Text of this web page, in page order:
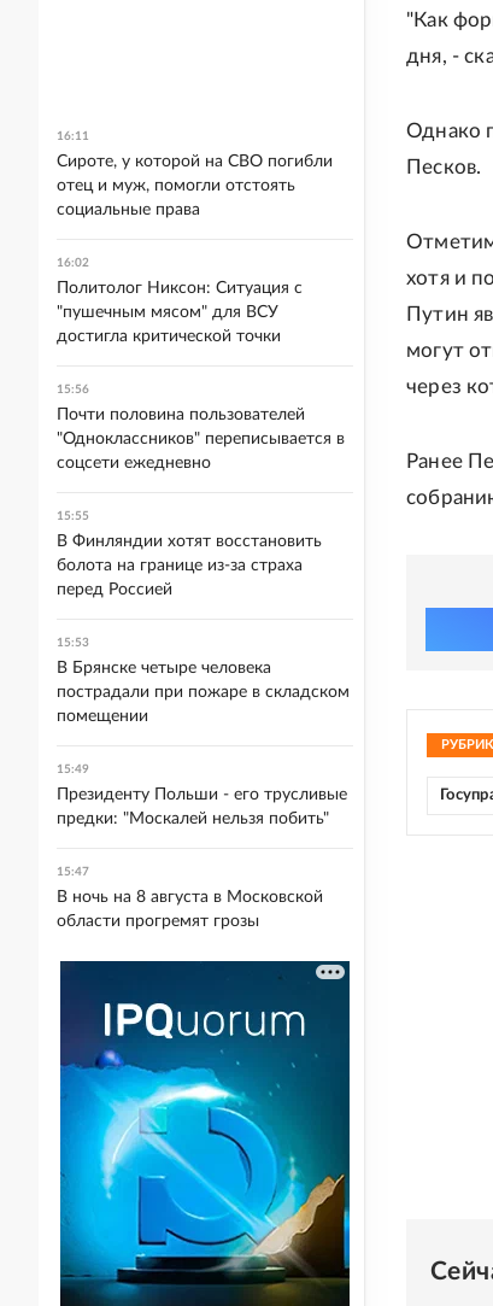
"Как
дня, -
Однако
Песков.
хотя и
Путин
могут
через
Ранее
16:11
Сироте, у которой на СВО погибли
отец и муж, помогли отстоять
социальные права
16:02
Политолог Никсон: Ситуация с
"пушечным мясом" для ВСУ
достигла критической точки
15:56
Почти половина пользователей
"Одноклассников" переписывается в
соцсети ежедневно
15:55
В Финляндии хотят восстановить
болота на границе из-за страха
перед Россией
15:53
В Брянске четыре человека
пострадали при пожаре в складском
помещении
15:49
Президенту Польши - его трусливые
предки: "Москалей нельзя побить"
15:47
В ночь на 8 августа в Московской
области прогремят грозы